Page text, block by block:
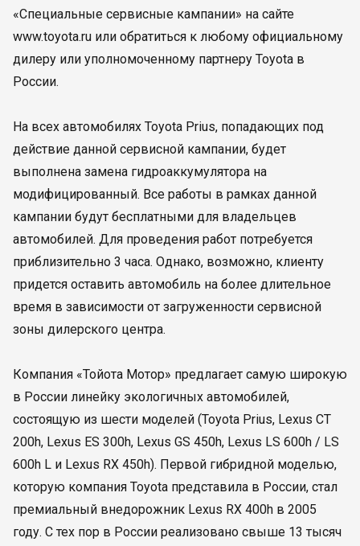
«Специальные сервисные кампании» на сайте
www.toyota.ru или обратиться к любому официальному
дилеру или уполномоченному партнеру Toyota в
России.
На всех автомобилях Toyota Prius, попадающих под
действие данной сервисной кампании, будет
выполнена замена гидроаккумулятора на
модифицированный. Все работы в рамках данной
кампании будут бесплатными для владельцев
автомобилей. Для проведения работ потребуется
приблизительно 3 часа. Однако, возможно, клиенту
придется оставить автомобиль на более длительное
время в зависимости от загруженности сервисной
зоны дилерского центра.
Компания «Тойота Мотор» предлагает самую широкую
в России линейку экологичных автомобилей,
состоящую из шести моделей (Toyota Prius, Lexus CT
200h, Lexus ES 300h, Lexus GS 450h, Lexus LS 600h / LS
600h L и Lexus RX 450h). Первой гибридной моделью,
которую компания Toyota представила в России, стал
премиальный внедорожник Lexus RX 400h в 2005
году. С тех пор в России реализовано свыше 13 тысяч